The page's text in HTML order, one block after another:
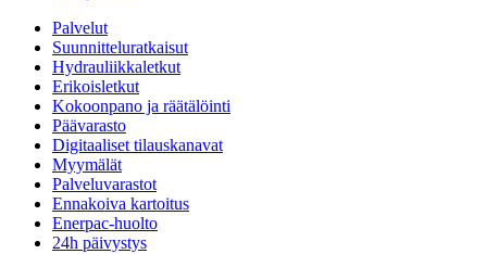
Palvelut
Suunnitteluratkaisut
Hydrauliikkaletkut
Erikoisletkut
Kokoonpano ja räätälöinti
Päävarasto
Digitaaliset tilauskanavat
Myymälät
Palveluvarastot
Ennakoiva kartoitus
Enerpac-huolto
24h päivystys